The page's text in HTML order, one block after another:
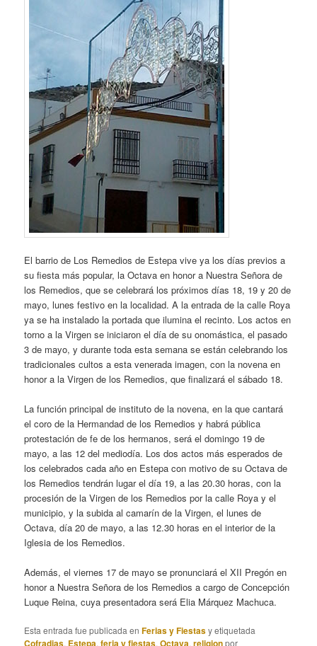
El barrio de Los Remedios de Estepa vive ya los días previos a
su fiesta más popular, la Octava en honor a Nuestra Señora de
los Remedios, que se celebrará los próximos días 18, 19 y 20 de
mayo, lunes festivo en la localidad. A la entrada de la calle Roya
ya se ha instalado la portada que ilumina el recinto. Los actos en
torno a la Virgen se iniciaron el día de su onomástica, el pasado
3 de mayo, y durante toda esta semana se están celebrando los
tradicionales cultos a esta venerada imagen, con la novena en
honor a la Virgen de los Remedios, que finalizará el sábado 18.
La función principal de instituto de la novena, en la que cantará
el coro de la Hermandad de los Remedios y habrá pública
protestación de fe de los hermanos, será el domingo 19 de
mayo, a las 12 del mediodía. Los dos actos más esperados de
los celebrados cada año en Estepa con motivo de su Octava de
los Remedios tendrán lugar el día 19, a las 20.30 horas, con la
procesión de la Virgen de los Remedios por la calle Roya y el
municipio, y la subida al camarín de la Virgen, el lunes de
Octava, día 20 de mayo, a las 12.30 horas en el interior de la
Iglesia de los Remedios.
Además, el viernes 17 de mayo se pronunciará el XII Pregón en
honor a Nuestra Señora de los Remedios a cargo de Concepción
Luque Reina, cuya presentadora será Elia Márquez Machuca.
Esta entrada fue publicada enFerias y Fiestasy etiquetada
, , , , por